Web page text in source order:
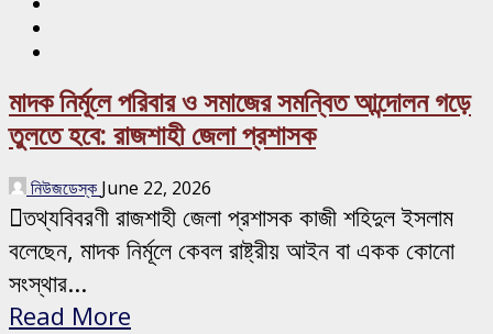
মাদক নির্মূলে পরিবার ও সমাজের সমন্বিত আন্দোলন গড়ে
তুলতে হবে: রাজশাহী জেলা প্রশাসক
নিউজডেস্ক June 22, 2026
তথ্যবিবরণী রাজশাহী জেলা প্রশাসক কাজী শহিদুল ইসলাম
বলেছেন, মাদক নির্মূলে কেবল রাষ্ট্রীয় আইন বা একক কোনো
সংস্থার...
Read More